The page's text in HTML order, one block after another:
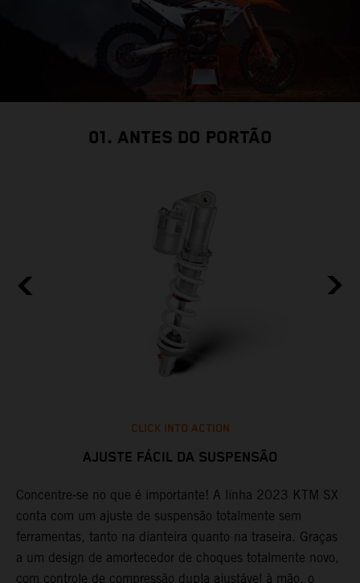
01. ANTES DO PORTÃO
CLICK INTO ACTION
AJUSTE FÁCIL DA SUSPENSÃO
Concentre-se no que é importante! A linha 2023 KTM SX
conta com um ajuste de suspensão totalmente sem
ferramentas, tanto na dianteira quanto na traseira. Graças
a um design de amortecedor de choques totalmente novo,
com controle de compressão dupla ajustável à mão, o